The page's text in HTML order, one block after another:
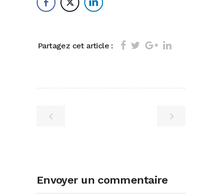
Partagez cet article :
Envoyer un commentaire